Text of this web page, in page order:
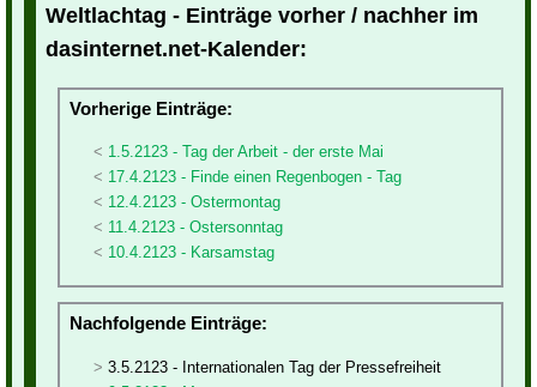
Weltlachtag - Einträge vorher / nachher im
dasinternet.net-Kalender:
Vorherige Einträge:
1.5.2123 - Tag der Arbeit - der erste Mai
17.4.2123 - Finde einen Regenbogen - Tag
12.4.2123 - Ostermontag
11.4.2123 - Ostersonntag
10.4.2123 - Karsamstag
Nachfolgende Einträge:
3.5.2123 - Internationalen Tag der Pressefreiheit